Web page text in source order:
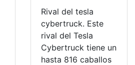
Rival del tesla
cybertruck. Este
rival del Tesla
Cybertruck tiene un
hasta 816 caballos